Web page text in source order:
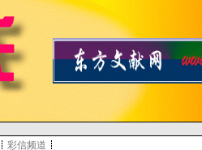
彩信频道